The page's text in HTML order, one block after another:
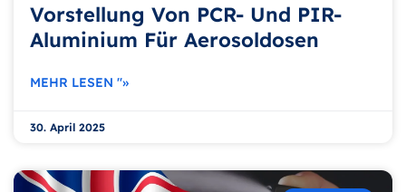
Vorstellung Von PCR- Und PIR-
Aluminium Für Aerosoldosen
MEHR LESEN "»
30. April 2025